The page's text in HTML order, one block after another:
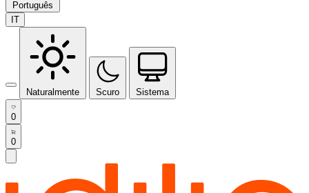
Português
IT
Naturalmente Scuro Sistema
0
0